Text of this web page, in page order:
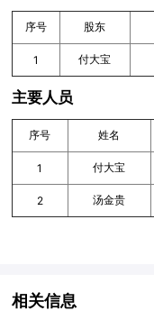
序号 股东
1 付大宝
主要人员
序号 姓名
1 付大宝
2 汤金贵
相关信息